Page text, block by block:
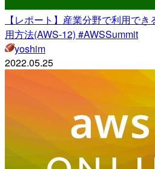
【レポート】産業分野で利用で
用方法(AWS-12) #AWSSummit
yoshim
2022.05.25